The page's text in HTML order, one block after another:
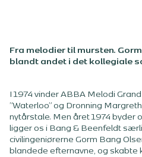
Fra melodier til mursten.
blandt andet i det kollegiale
I 1974 vinder ABBA Melodi
”Waterloo” og Dronning
nytårstale. Men året 1974 byder
ligger os i Bang & Beenfeldt
civilingeniørerne Gorm Bang
blandede efternavne, og skabte